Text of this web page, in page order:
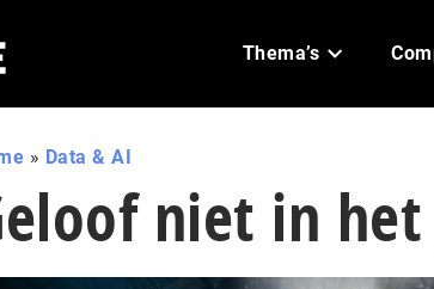
Thema’s
» Data & AI
niet in